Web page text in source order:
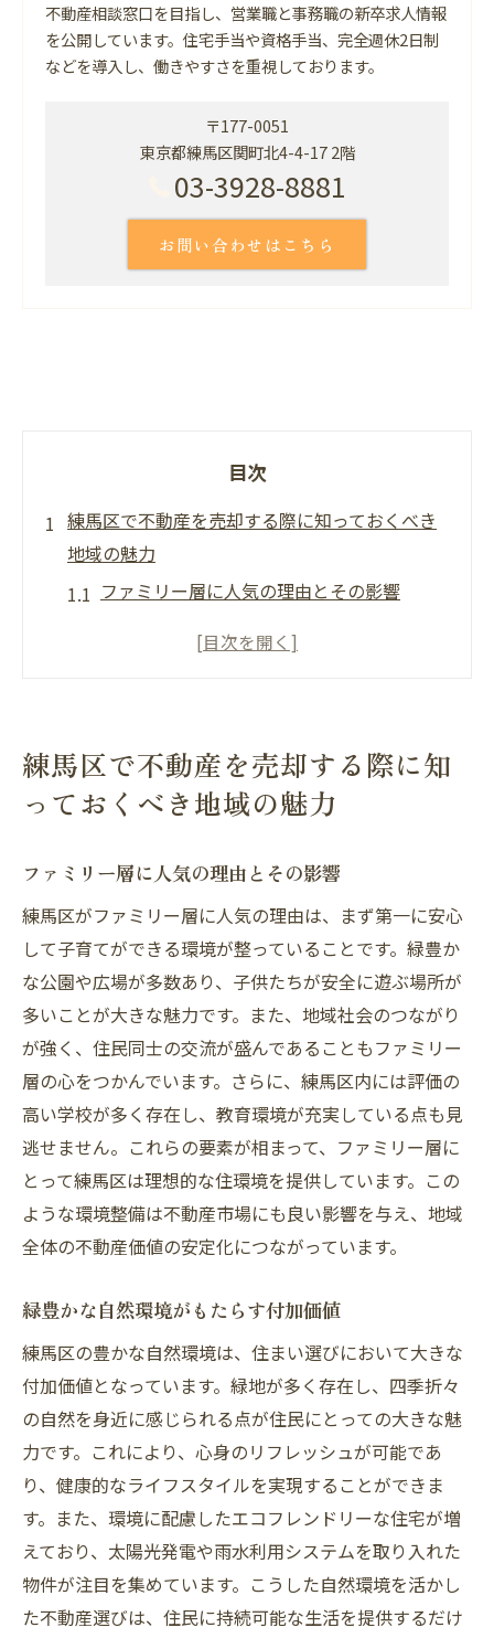
不動産相談窓口を目指し、営業職と事務職の新卒求人情報
を公開しています。住宅手当や資格手当、完全週休2日制
などを導入し、働きやすさを重視しております。
〒177-0051
東京都練馬区関町北4-4-17 2階
03-3928-8881
お問い合わせはこちら
目次
練馬区で不動産を売却する際に知っておくべき
地域の魅力
ファミリー層に人気の理由とその影響
緑豊かな自然環境がもたらす付加価値
練馬区の歴史が不動産価値に与える影響
成功する不動産売却の秘訣練馬区の自然環境を
庭付き物件の魅力と売却戦略
緑地公園近くの物件の利点
環境保全と不動産価値の関係
自然環境を活かしたマーケティング手法
地域の自然景観を写真で活用する方法
エコフレンドリーな物件の魅力
不動産売却で失敗しないための練馬区特有の市
場分析
直近の不動産市場動向の把握方法
価格設定で注意すべきポイント
競合物件との比較分析
地域特有の需要変動とその対応
バブルと不況の経験を活かした市場分析
練馬区での不動産売却効果を最大化する地元情
報の活用法
地域密着型不動産業者との連携
地元ニュースを活かしたマーケティング
地域のコミュニティ活動の利用方法
地元の歴史や文化を売却に活かす
社会的ネットワークを活用した紹介制度
練馬区で不動産を売却する際に知
っておくべき地域の魅力
ファミリー層に人気の理由とその影響
練馬区がファミリー層に人気の理由は、まず第一に安心
して子育てができる環境が整っていることです。緑豊か
な公園や広場が多数あり、子供たちが安全に遊ぶ場所が
多いことが大きな魅力です。また、地域社会のつながり
が強く、住民同士の交流が盛んであることもファミリー
層の心をつかんでいます。さらに、練馬区内には評価の
高い学校が多く存在し、教育環境が充実している点も見
逃せません。これらの要素が相まって、ファミリー層に
とって練馬区は理想的な住環境を提供しています。この
ような環境整備は不動産市場にも良い影響を与え、地域
全体の不動産価値の安定化につながっています。
緑豊かな自然環境がもたらす付加価値
練馬区の豊かな自然環境は、住まい選びにおいて大きな
付加価値となっています。緑地が多く存在し、四季折々
の自然を身近に感じられる点が住民にとっての大きな魅
力です。これにより、心身のリフレッシュが可能であ
り、健康的なライフスタイルを実現することができま
す。また、環境に配慮したエコフレンドリーな住宅が増
えており、太陽光発電や雨水利用システムを取り入れた
物件が注目を集めています。こうした自然環境を活かし
た不動産選びは、住民に持続可能な生活を提供するだけ